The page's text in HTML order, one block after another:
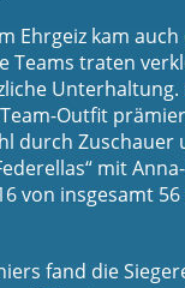
Ehrgeiz kam
Teams traten
Outfit
durch Zuschauer
mit
von insgesamt
fand die